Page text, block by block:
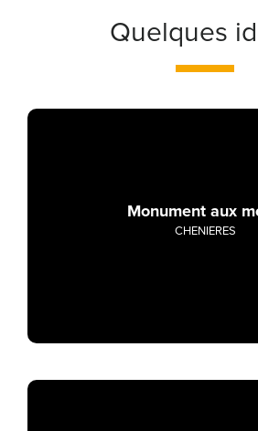
Quelques
Monument aux
CHENIERES